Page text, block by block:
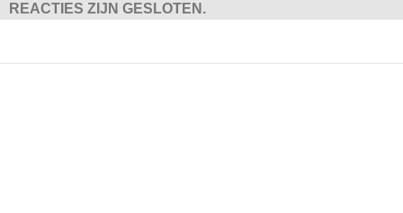
REACTIES ZIJN GESLOTEN.